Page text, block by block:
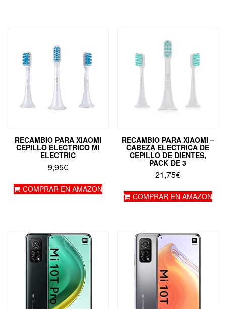
RECAMBIO PARA XIAOMI
CEPILLO ELECTRICO MI
ELECTRIC
9,95€
COMPRAR EN AMAZON
RECAMBIO PARA XIAOMI –
CABEZA ELECTRICA DE
CEPILLO DE DIENTES,
PACK DE 3
21,75€
COMPRAR EN AMAZON